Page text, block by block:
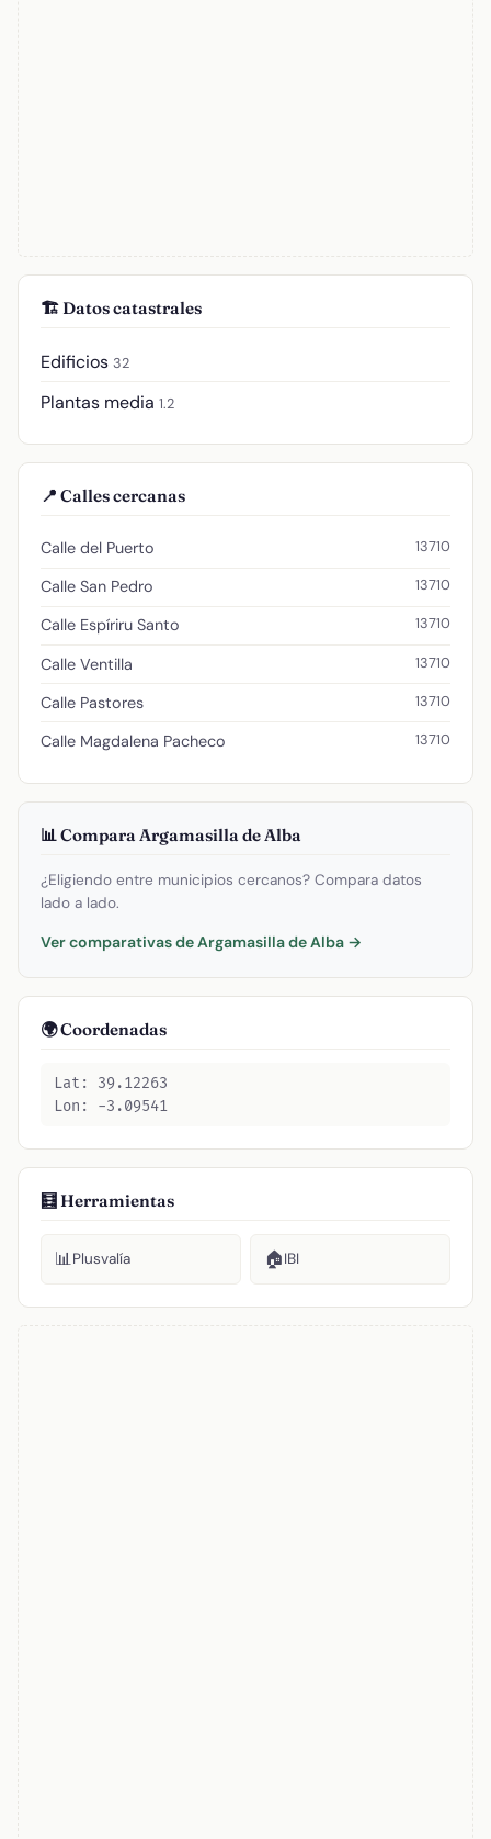
🏗️ Datos catastrales
Edificios 32
Plantas media 1.2
📍 Calles cercanas
Calle del Puerto 13710
Calle San Pedro 13710
Calle Espíriru Santo 13710
Calle Ventilla 13710
Calle Pastores 13710
Calle Magdalena Pacheco 13710
📊 Compara Argamasilla de Alba
¿Eligiendo entre municipios cercanos? Compara datos
lado a lado.
Ver comparativas de Argamasilla de Alba →
🌍 Coordenadas
Lat: 39.12263
Lon: -3.09541
🧮 Herramientas
📊Plusvalía 🏠IBI